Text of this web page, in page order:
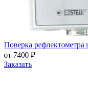
Поверка рефлектометра
от 7400 ₽
Заказать